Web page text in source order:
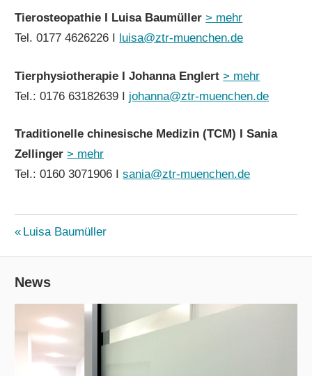
Tierosteopathie I Luisa Baumüller > mehr
Tel. 0177 4626226 I
luisa@ztr-muenchen.de
Tierphysiotherapie I Johanna Englert > mehr
Tel.: 0176 63182639 I johanna@ztr-muenchen.de
Traditionelle chinesische Medizin (TCM) I Sania
Zellinger > mehr
Tel.: 0160 3071906 Isania@ztr-muenchen.de
SLIDER
Beitrags-
Navigation
Vorheriger
Luisa Baumüller
News